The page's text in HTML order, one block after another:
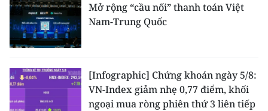
Mở rộng “cầu nối” thanh toán Việt
Nam-Trung Quốc
[Infographic] Chứng khoán ngày 5/8:
VN-Index giảm nhẹ 0,77 điểm, khối
ngoại mua ròng phiên thứ 3 liên tiếp